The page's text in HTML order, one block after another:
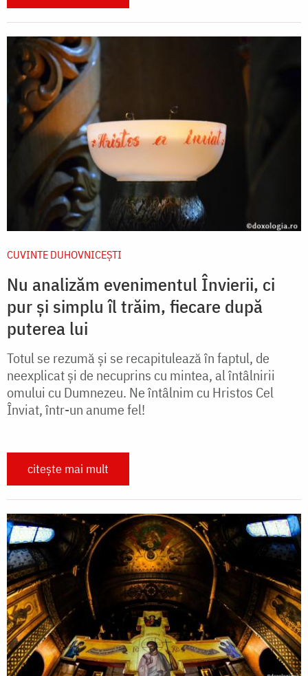
CUVINTE DUHOVNICEȘTI
Nu analizăm evenimentul Învierii, ci
pur și simplu îl trăim, fiecare după
puterea lui
Totul se rezumă și se recapitulează în faptul, de
neexplicat și de necuprins cu mintea, al întâlnirii
omului cu Dumnezeu. Ne întâlnim cu Hristos Cel
Înviat, într­-un anume fel!
citește mai mult